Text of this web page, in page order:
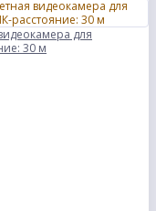
для
30 м